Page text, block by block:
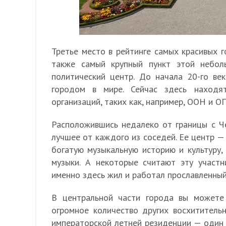
Третье место в рейтинге самых
также самый крупный пункт этой
политический центр. До начала 20-го
городом в мире. Сейчас здесь
организаций, таких как, например, ООН и
Расположившись недалеко от границы с
лучшее от каждого из соседей. Ее центр
богатую музыкальную историю и
музыки. А некоторые считают эту
именно здесь жил и работал
В центральной части города вы
огромное количество других
императорской летней резиденции —